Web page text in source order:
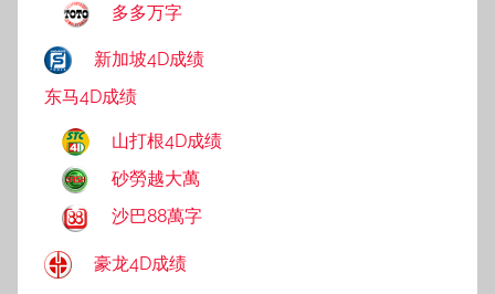
多多万字
新加坡4D成绩
东马4D成绩
山打根4D成绩
砂勞越大萬
沙巴88萬字
豪龙4D成绩